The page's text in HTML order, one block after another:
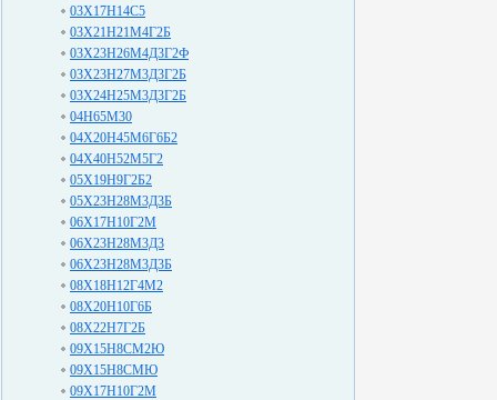
03Х17Н14С5
03Х21Н21М4Г2Б
03Х23Н26М4Д3Г2Ф
03Х23Н27М3Д3Г2Б
03Х24Н25М3Д3Г2Б
04Н65М30
04Х20Н45М6Г6Б2
04Х40Н52М5Г2
05Х19Н9Г2Б2
05Х23Н28М3Д3Б
06Х17Н10Г2М
06Х23Н28М3Д3
06Х23Н28М3Д3Б
08Х18Н12Г4М2
08Х20Н10Г6Б
08Х22Н7Г2Б
09Х15Н8СМ2Ю
09Х15Н8СМЮ
09Х17Н10Г2М